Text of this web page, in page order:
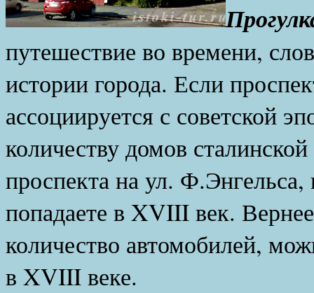
путешествие во времени,
истории города. Если
ассоциируется с советской
количеству домов
проспекта на ул.
попадаете в XVIII век.
количество автомобилей,
в XVIII веке.